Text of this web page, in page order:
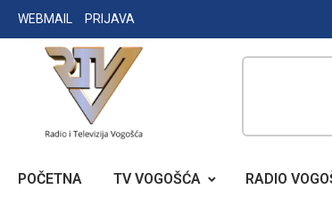
Skip
to
WEBMAIL PRIJAVA
RADIO TELEVIZIJA VOGOŠĆA
POČETNA TV VOGOŠĆA RADIO